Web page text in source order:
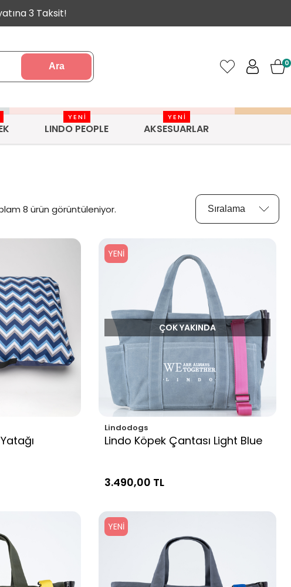
3 Taksit!
Ara 0
YENİ
LINDO PEOPLE
YENİ
AKSESUARLAR
8 ürün görüntüleniyor.
YENI
ÇOK YAKINDA
Lindodogs
Lindo Köpek Çantası Light Blue
3.490,00 TL
YENI